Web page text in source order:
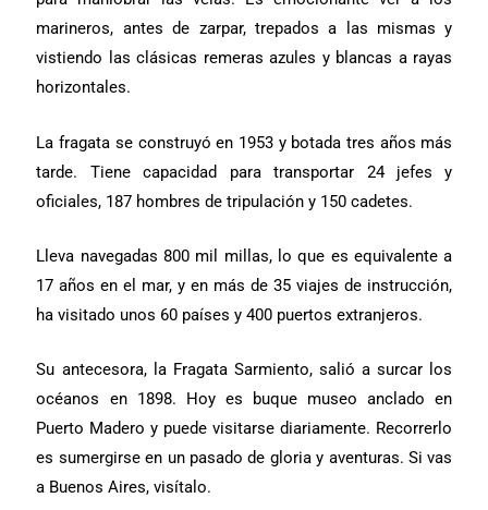
marineros, antes de zarpar, trepados a las mismas y
vistiendo las clásicas remeras azules y blancas a rayas
horizontales.
La fragata se construyó en 1953 y botada tres años más
tarde. Tiene capacidad para transportar 24 jefes y
oficiales, 187 hombres de tripulación y 150 cadetes.
Lleva navegadas 800 mil millas, lo que es equivalente a
17 años en el mar, y en más de 35 viajes de instrucción,
ha visitado unos 60 países y 400 puertos extranjeros.
Su antecesora, la Fragata Sarmiento, salió a surcar los
océanos en 1898. Hoy es buque museo anclado en
Puerto Madero y puede visitarse diariamente. Recorrerlo
es sumergirse en un pasado de gloria y aventuras. Si vas
a Buenos Aires, visítalo.